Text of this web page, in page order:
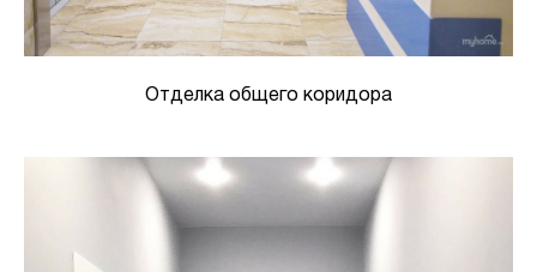
Отделка общего коридора